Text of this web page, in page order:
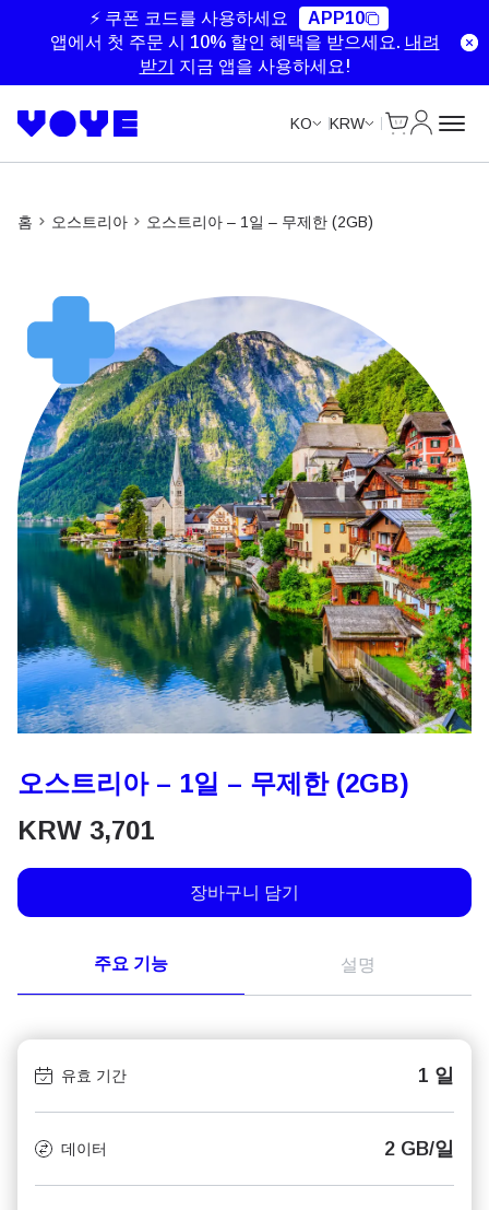
⚡ 쿠폰 코드를 사용하세요
APP10
앱에서 첫 주문 시 10% 할인 혜택을 받으세요. 내려
받기
지금 앱을 사용하세요!
KO KRW
홈 오스트리아 오스트리아 – 1일 – 무제한 (2GB)
오스트리아 – 1일 – 무제한 (2GB)
KRW 3,701
장바구니 담기
주요 기능 설명
유효 기간 1 일
데이터 2 GB/일
Unlimited Data
Unlimited Data